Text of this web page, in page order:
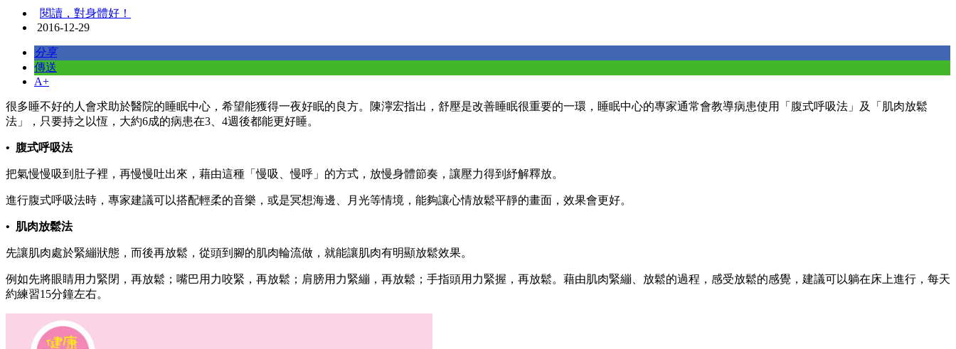
閱讀，對身體好！
2016-12-29
分享
傳送
A+
​很多睡不好的人會求助於醫院的睡眠中心，希望能獲得一夜好眠的良方。陳濘宏指出，舒壓是改善睡眠很重要的一環，睡眠中心的專家通常會教導病患使用「腹式呼吸法」及「肌肉放鬆
法」，只要持之以恆，大約6成的病患在3、4週後都能更好睡。
• 腹式呼吸法
把氣慢慢吸到肚子裡，再慢慢吐出來，藉由這種「慢吸、慢呼」的方式，放慢身體節奏，讓壓力得到紓解釋放。
進行腹式呼吸法時，專家建議可以搭配輕柔的音樂，或是冥想海邊、月光等情境，能夠讓心情放鬆平靜的畫面，效果會更好。
• 肌肉放鬆法
先讓肌肉處於緊繃狀態，而後再放鬆，從頭到腳的肌肉輪流做，就能讓肌肉有明顯放鬆效果。
例如先將眼睛用力緊閉，再放鬆；嘴巴用力咬緊，再放鬆；肩膀用力緊繃，再放鬆；手指頭用力緊握，再放鬆。藉由肌肉緊繃、放鬆的過程，感受放鬆的感覺，建議可以躺在床上進行，每天
約練習15分鐘左右。